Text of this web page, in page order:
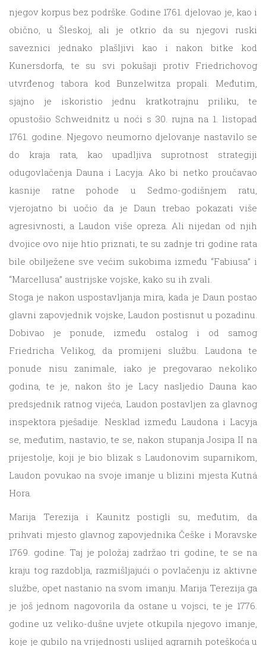
njegov korpus bez podrške. Godine 1761. djelovao je, kao i
obično, u Šleskoj, ali je otkrio da su njegovi ruski
saveznici jednako plašljivi kao i nakon bitke kod
Kunersdorfa, te su svi pokušaji protiv Friedrichovog
utvrđenog tabora kod Bunzelwitza propali. Međutim,
sjajno je iskoristio jednu kratkotrajnu priliku, te
opustošio Schweidnitz u noći s 30. rujna na 1. listopad
1761. godine. Njegovo neumorno djelovanje nastavilo se
do kraja rata, kao upadljiva suprotnost strategiji
odugovlačenja Dauna i Lacyja. Ako bi netko proučavao
kasnije ratne pohode u Sedmo-godišnjem ratu,
vjerojatno bi uočio da je Daun trebao pokazati više
agresivnosti, a Laudon više opreza. Ali nijedan od njih
dvojice ovo nije htio priznati, te su zadnje tri godine rata
bile obilježene sve većim sukobima između “Fabiusa” i
“Marcellusa” austrijske vojske, kako su ih zvali.
Stoga je nakon uspostavljanja mira, kada je Daun postao
glavni zapovjednik vojske, Laudon postisnut u pozadinu.
Dobivao je ponude, između ostalog i od samog
Friedricha Velikog, da promijeni službu. Laudona te
ponude nisu zanimale, iako je pregovarao nekoliko
godina, te je, nakon što je Lacy nasljedio Dauna kao
predsjednik ratnog vijeća, Laudon postavljen za glavnog
inspektora pješadije. Nesklad između Laudona i Lacyja
se, međutim, nastavio, te se, nakon stupanja Josipa II na
prijestolje, koji je bio blizak s Laudonovim suparnikom,
Laudon povukao na svoje imanje u blizini mjesta Kutná
Hora.
Marija Terezija i Kaunitz postigli su, međutim, da
prihvati mjesto glavnog zapovjednika Češke i Moravske
1769. godine. Taj je položaj zadržao tri godine, te se na
kraju tog razdoblja, razmišljajući o povlačenju iz aktivne
službe, opet nastanio na svom imanju. Marija Terezija ga
je još jednom nagovorila da ostane u vojsci, te je 1776.
godine uz veliko-dušne uvjete otkupila njegovo imanje,
koje je gubilo na vrijednosti uslijed agrarnih poteškoća u